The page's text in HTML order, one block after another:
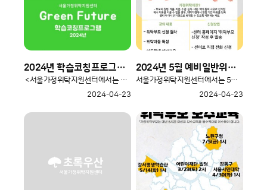
2024년 학습코칭프로그램 “Green Future”
<서울가정위탁지원센터에서는 초등학교 고학년~중학교 아동을..
2024-04-23
2024년 5월 예비일반위탁부모 양성교육 안내
서울가정위탁지원센터에서는 5월 23일(목)에 예비일반위탁부모 양성교육을 ..
2024-04-23